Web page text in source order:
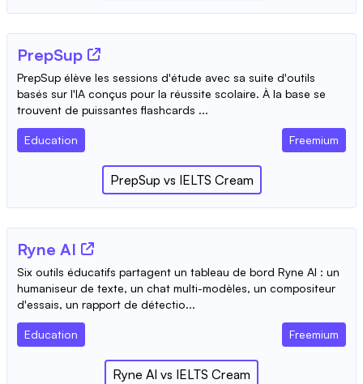
PrepSup
PrepSup élève les sessions d'étude avec sa suite d'outils
basés sur l'IA conçus pour la réussite scolaire. À la base se
trouvent de puissantes flashcards ...
Education Freemium
PrepSup vs IELTS Cream
Ryne AI
Six outils éducatifs partagent un tableau de bord Ryne AI : un
humaniseur de texte, un chat multi-modèles, un compositeur
d'essais, un rapport de détectio...
Education Freemium
Ryne AI vs IELTS Cream